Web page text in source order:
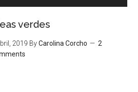
verdes
2019 ByCarolina Corcho
2